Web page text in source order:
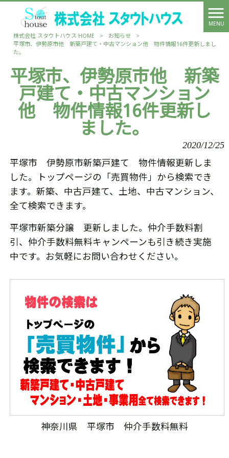
MENU
株式会社 スタウトハウス HOME
> お知らせ
>
平塚市、伊勢原市他 新築戸建て・中古マンション他 物件情報16件更新しまし
た。
平塚市、伊勢原市他 新築
戸建て・中古マンション
他 物件情報16件更新し
ました。
2020/12/25
平塚市 伊勢原市新築戸建て 物件情報更新しま
した。トップページの「売買物件」から検索でき
ます。新築、中古戸建て、土地、中古マンション、
全て検索できます。
平塚市新築分譲 更新しました。仲介手数料割
引、仲介手数料無料キャンペーンも引き続き実施
中です。お気軽にお問い合わせください。
神奈川県 平塚市 仲介手数料無料